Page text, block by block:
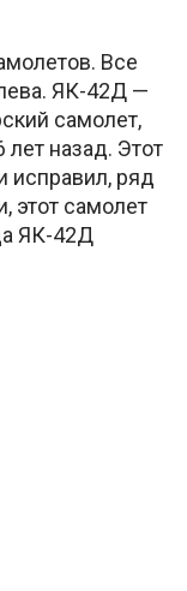
Все
ЯК-42Д —
самолет,
назад. Этот
исправил, ряд
этот самолет
ЯК-42Д